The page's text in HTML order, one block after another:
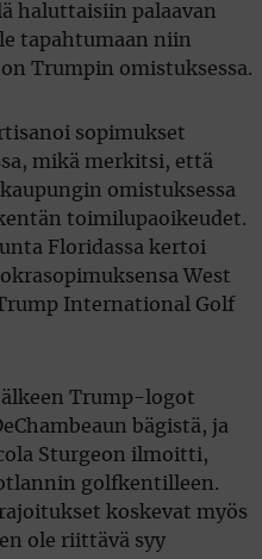
haluttaisiin palaavan
tapahtumaan niin
Trumpin omistuksessa.
sopimukset
mikä merkitsi, että
omistuksessa
toimilupaoikeudet.
Floridassa kertoi
West
International Golf
Trump-logot
bägistä, ja
Sturgeon ilmoitti,
golfkentilleen.
koskevat myös
ole riittävä syy